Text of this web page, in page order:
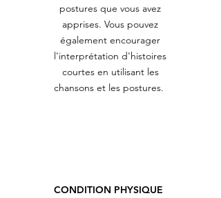
postures que vous avez
apprises. Vous pouvez
également encourager
l'interprétation d'histoires
courtes en utilisant les
chansons et les postures.
CONDITION PHYSIQUE